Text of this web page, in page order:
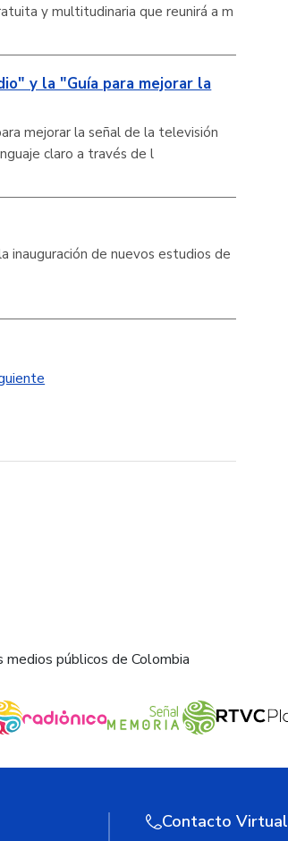
y multitudinaria que reunirá a m
y la "Guía para mejorar la
mejorar la señal de la televisión
claro a través de l
inauguración de nuevos estudios de
página
públicos de Colombia
Contacto Virtual